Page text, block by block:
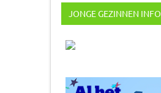
JONGE GEZINNEN INFO